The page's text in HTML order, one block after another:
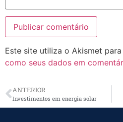
Este site utiliza o Akismet
como seus dados em
ANTERIOR
Investimentos em energia solar